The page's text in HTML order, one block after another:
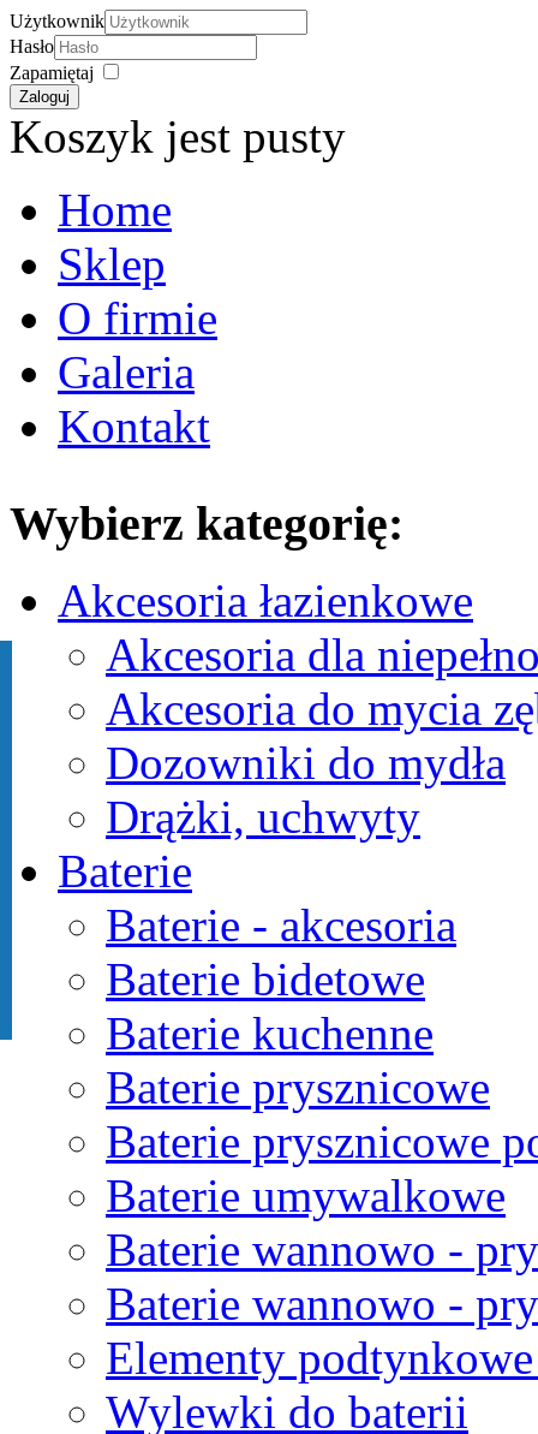
Użytkownik
Hasło
Zapamiętaj
Zaloguj
Koszyk jest pusty
Home
Sklep
O firmie
Galeria
Kontakt
Wybierz kategorię:
Akcesoria łazienkowe
Akcesoria dla
Akcesoria do mycia
Dozowniki do mydła
Drążki, uchwyty
Baterie
Baterie - akcesoria
Baterie bidetowe
Baterie kuchenne
Baterie prysznicowe
Baterie prysznicowe
Baterie umywalkowe
Baterie wannowo -
Baterie wannowo -
Elementy
Wylewki do baterii